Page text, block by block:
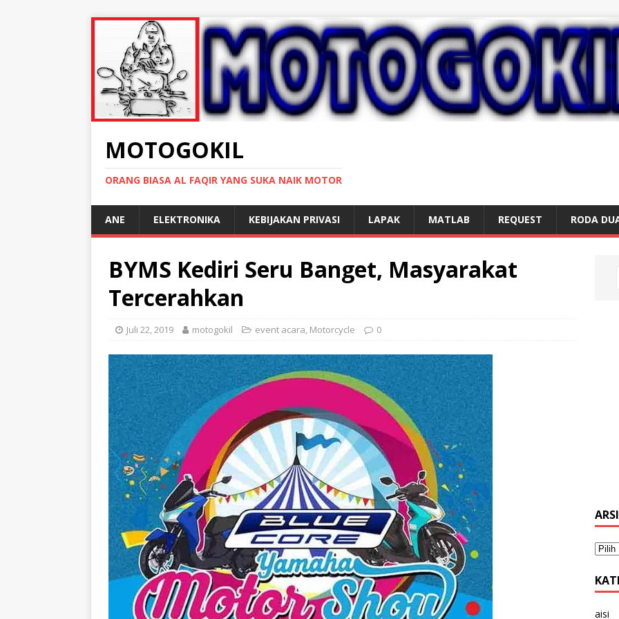
MOTOGOKIL
ORANG BIASA AL FAQIR YANG SUKA NAIK MOTOR
ANE ELEKTRONIKA KEBIJAKAN PRIVASI LAPAK MATLAB REQUEST RODA
BYMS Kediri Seru Banget, Masyarakat
Tercerahkan
Juli 22, 2019 motogokil event acara, Motorcycle 0
aisi